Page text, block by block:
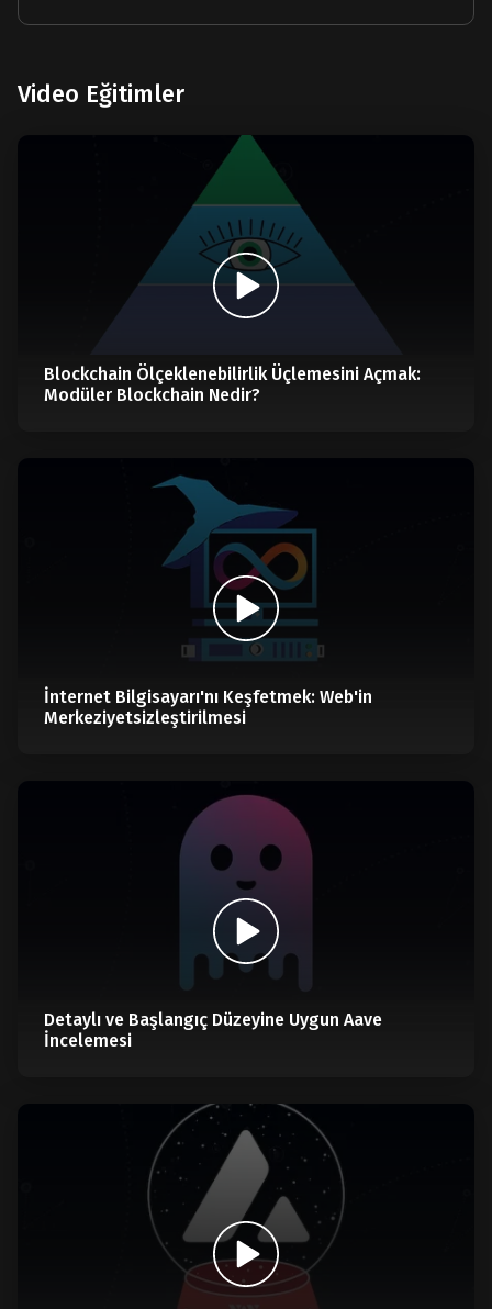
Video Eğitimler
Blockchain Ölçeklenebilirlik Üçlemesini Açmak:
Modüler Blockchain Nedir?
İnternet Bilgisayarı'nı Keşfetmek: Web'in
Merkeziyetsizleştirilmesi
Detaylı ve Başlangıç Düzeyine Uygun Aave
İncelemesi